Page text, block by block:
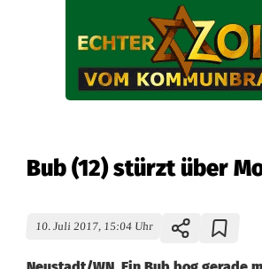
Bub (12) stürzt über
10. Juli 2017, 15:04 Uhr